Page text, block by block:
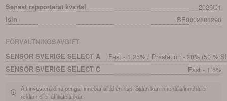
Senast rapporterat kvartal 2026Q1
Isin SE0002801290
FÖRVALTNINGSAVGIFT
SENSOR SVERIGE SELECT A
Fast - 1.25% / Prestation - 20% (50 %
SENSOR SVERIGE SELECT C Fast - 1.6%
Att investera dina pengar innebär alltid en risk. Sidan kan innehålla/innehåller
reklam eller affiliatelänkar.